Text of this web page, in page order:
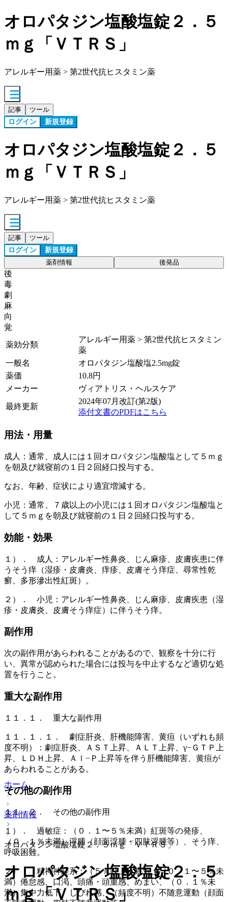
オロパタジン塩酸塩錠２．５
ｍｇ「ＶＴＲＳ」
アレルギー用薬 > 第2世代抗ヒスタミン薬
記事 ツール
ログイン 新規登録
オロパタジン塩酸塩錠２．５
ｍｇ「ＶＴＲＳ」
アレルギー用薬 > 第2世代抗ヒスタミン薬
記事 ツール
ログイン 新規登録
薬剤情報 後発品
後
毒
劇
麻
向
覚
薬効分類
アレルギー用薬 > 第2世代抗ヒスタミン
薬
一般名
オロパタジン塩酸塩2.5mg錠
薬価
10.8円
メーカー
ヴィアトリス・ヘルスケア
最終更新
2024年07月改訂(第2版)
添付文書のPDFはこちら
用法・用量
成人：通常、成人には１回オロパタジン塩酸塩として５ｍｇ
を朝及び就寝前の１日２回経口投与する。
なお、年齢、症状により適宜増減する。
小児：通常、７歳以上の小児には１回オロパタジン塩酸塩と
して５ｍｇを朝及び就寝前の１日２回経口投与する。
効能・効果
１）． 成人：アレルギー性鼻炎、じん麻疹、皮膚疾患に伴
うそう痒（湿疹・皮膚炎、痒疹、皮膚そう痒症、尋常性乾
癬、多形滲出性紅斑）。
２）． 小児：アレルギー性鼻炎、じん麻疹、皮膚疾患（湿
疹・皮膚炎、皮膚そう痒症）に伴うそう痒。
副作用
次の副作用があらわれることがあるので、観察を十分に行
い、異常が認められた場合には投与を中止するなど適切な処
置を行うこと。
重大な副作用
１１．１． 重大な副作用
１１．１．１． 劇症肝炎、肝機能障害、黄疸（いずれも頻
度不明）：劇症肝炎、ＡＳＴ上昇、ＡＬＴ上昇、γ−ＧＴＰ上
昇、ＬＤＨ上昇、Ａｌ−Ｐ上昇等を伴う肝機能障害、黄疸が
あらわれることがある。
その他の副作用
１１．２． その他の副作用
１）． 過敏症：（０．１〜５％未満）紅斑等の発疹、
（０．１％未満）浮腫（顔面浮腫・四肢浮腫等）、そう痒、
呼吸困難。
２）． 精神神経系：（５％以上）眠気、（０．１〜５％未
満）倦怠感、口渇、頭痛・頭重感、めまい、（０．１％未
満）集中力低下、しびれ感、（頻度不明）不随意運動（顔面
ホーム
薬剤情報
オロパタジン塩酸塩錠２．５ｍｇ「ＶＴＲＳ」
オロパタジン塩酸塩錠２．５
ｍｇ「ＶＴＲＳ」